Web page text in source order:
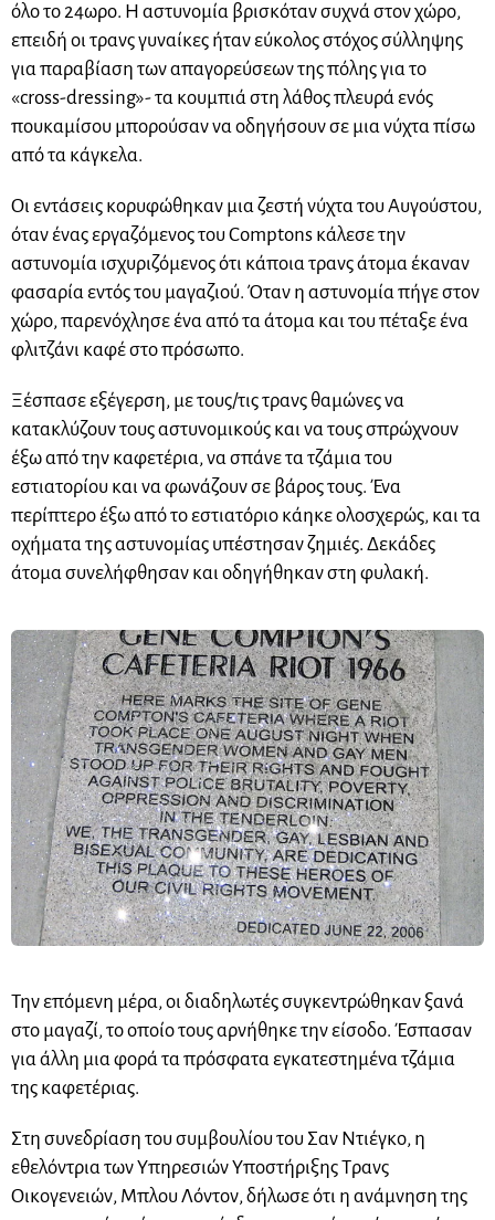
όλο το 24ωρο. Η αστυνομία βρισκόταν συχνά στον χώρο,
επειδή οι τρανς γυναίκες ήταν εύκολος στόχος σύλληψης
για παραβίαση των απαγορεύσεων της πόλης για το
«cross-dressing»- τα κουμπιά στη λάθος πλευρά ενός
πουκαμίσου μπορούσαν να οδηγήσουν σε μια νύχτα πίσω
από τα κάγκελα.
Οι εντάσεις κορυφώθηκαν μια ζεστή νύχτα του Αυγούστου,
όταν ένας εργαζόμενος του Comptons κάλεσε την
αστυνομία ισχυριζόμενος ότι κάποια τρανς άτομα έκαναν
φασαρία εντός του μαγαζιού. Όταν η αστυνομία πήγε στον
χώρο, παρενόχλησε ένα από τα άτομα και του πέταξε ένα
φλιτζάνι καφέ στο πρόσωπο.
Ξέσπασε εξέγερση, με τους/τις τρανς θαμώνες να
κατακλύζουν τους αστυνομικούς και να τους σπρώχνουν
έξω από την καφετέρια, να σπάνε τα τζάμια του
εστιατορίου και να φωνάζουν σε βάρος τους. Ένα
περίπτερο έξω από το εστιατόριο κάηκε ολοσχερώς, και τα
οχήματα της αστυνομίας υπέστησαν ζημιές. Δεκάδες
άτομα συνελήφθησαν και οδηγήθηκαν στη φυλακή.
Την επόμενη μέρα, οι διαδηλωτές συγκεντρώθηκαν ξανά
στο μαγαζί, το οποίο τους αρνήθηκε την είσοδο. Έσπασαν
για άλλη μια φορά τα πρόσφατα εγκατεστημένα τζάμια
της καφετέριας.
Στη συνεδρίαση του συμβουλίου του Σαν Ντιέγκο, η
εθελόντρια των Υπηρεσιών Υποστήριξης Τρανς
Οικογενειών, Μπλου Λόντον, δήλωσε ότι η ανάμνηση της